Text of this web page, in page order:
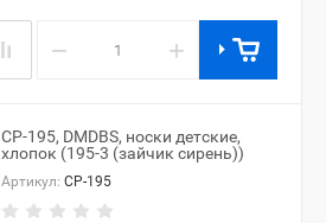
− +
CP-195, DMDBS, носки детские,
хлопок (195-3 (зайчик сирень))
Артикул: CP-195